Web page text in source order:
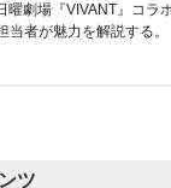
曜劇場『VIVANT』コラ
当者が魅力を解説する。
ツ